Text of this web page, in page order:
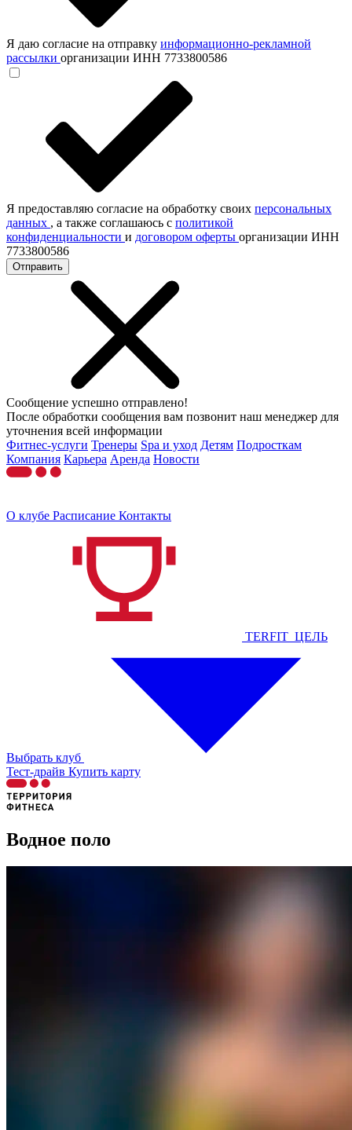
Я даю согласие на отправку информационно-рекламной
рассылки организации ИНН 7733800586
Я предоставляю согласие на обработку своих персональных
данных , а также соглашаюсь с политикой
конфиденциальности и договором оферты организации ИНН
7733800586
Отправить
Сообщение успешно отправлено!
После обработки сообщения вам позвонит наш менеджер для
уточнения всей информации
Фитнес-услуги Тренеры Spa и уход Детям Подросткам
Компания Карьера Аренда Новости
О клубе Расписание Контакты
TERFIT_ЦЕЛЬ
Выбрать клуб
Тест-драйв Купить карту
Водное поло